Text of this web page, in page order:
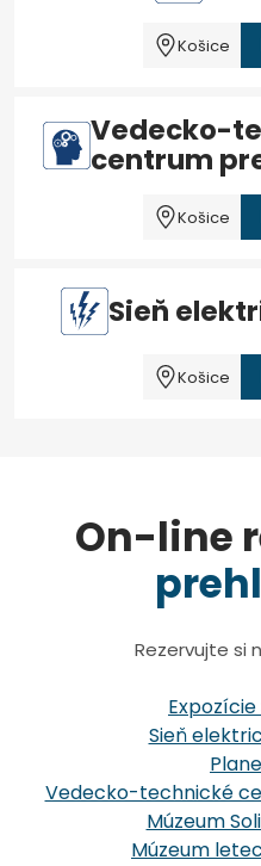
Košice
Vedecko-
centrum
Košice
Sieň
Košice
On-line
Rezervujte si
Expozície
Sieň
Vedecko-technické
Múzeum
Múzeum